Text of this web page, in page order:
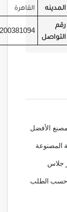
القاهرة
01200381094
الأفضل
الطلب